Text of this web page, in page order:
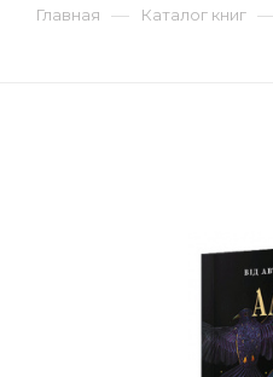
Главная — Каталог книг